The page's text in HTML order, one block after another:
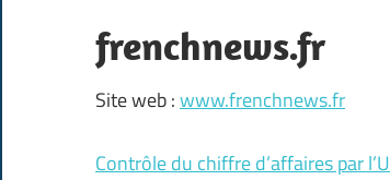
frenchnews.fr
Site web :www.frenchnews.fr
Contrôle du chiffre d’affaires par